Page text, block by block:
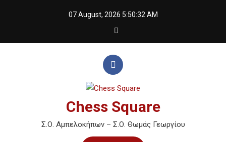
07 August, 2026 5:50:32 AM
Chess Square
Σ.Ο. Αμπελοκήπων – Σ.Ο. Θωμάς Γεωργίου